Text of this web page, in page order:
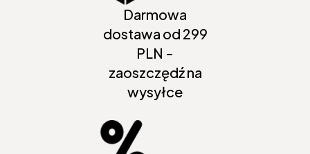
Darmowa
dostawa od 299
PLN -
zaoszczędź na
wysyłce